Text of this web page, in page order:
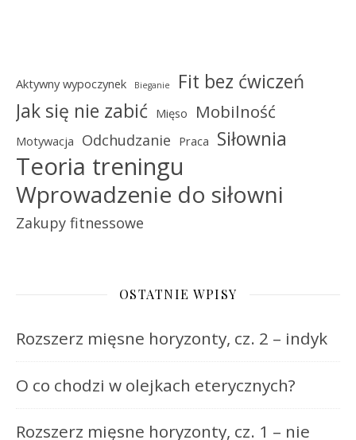
Aktywny wypoczynek Bieganie
Fit bez ćwiczeń
Jak się nie zabić Mięso Mobilność
Motywacja Odchudzanie Praca Siłownia
Teoria treningu
Wprowadzenie do siłowni
Zakupy fitnessowe
OSTATNIE WPISY
Rozszerz mięsne horyzonty, cz. 2 – indyk
O co chodzi w olejkach eterycznych?
Rozszerz mięsne horyzonty, cz. 1 – nie